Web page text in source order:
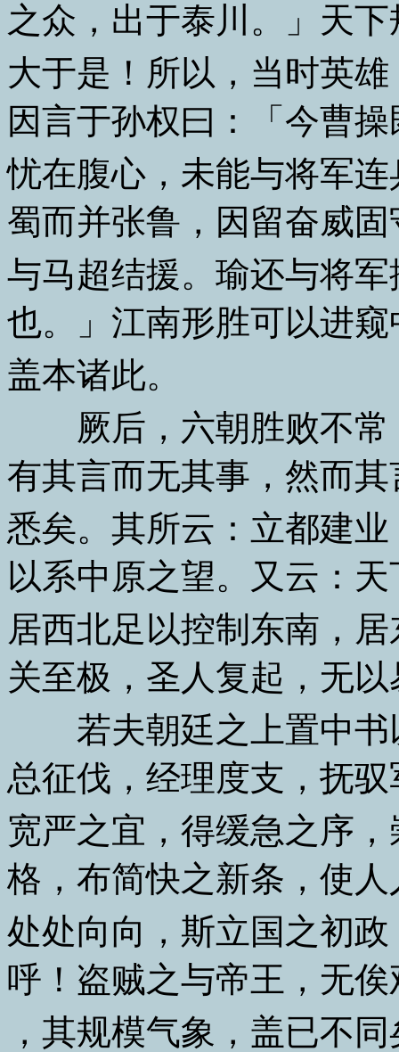
之众，出于泰川。」天
大于是！所以，当时英
因言于孙权曰：「今曹
忧在腹心，未能与将军
蜀而并张鲁，因留奋威
与马超结援。瑜还与将
也。」江南形胜可以进
盖本诸此。
厥后，六朝胜败不常
有其言而无其事，然而
悉矣。其所云：立都建
以系中原之望。又云：
居西北足以控制东南，
关至极，圣人复起，无
若夫朝廷之上置中书
总征伐，经理度支，抚
宽严之宜，得缓急之序
格，布简快之新条，使
处处向向，斯立国之初
呼！盗贼之与帝王，无
，其规模气象，盖已不